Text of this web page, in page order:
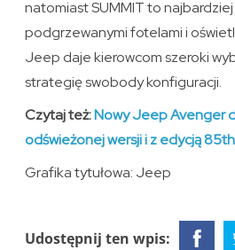
natomiast SUMMIT to
podgrzewanymi fotelami i
Jeep daje kierowcom szeroki
strategię swobody konfiguracji.
Czytaj też:Nowy Jeep Avenger
odświeżonej wersji i z edycją
Grafika tytułowa: Jeep
Udostępnij ten wpis: